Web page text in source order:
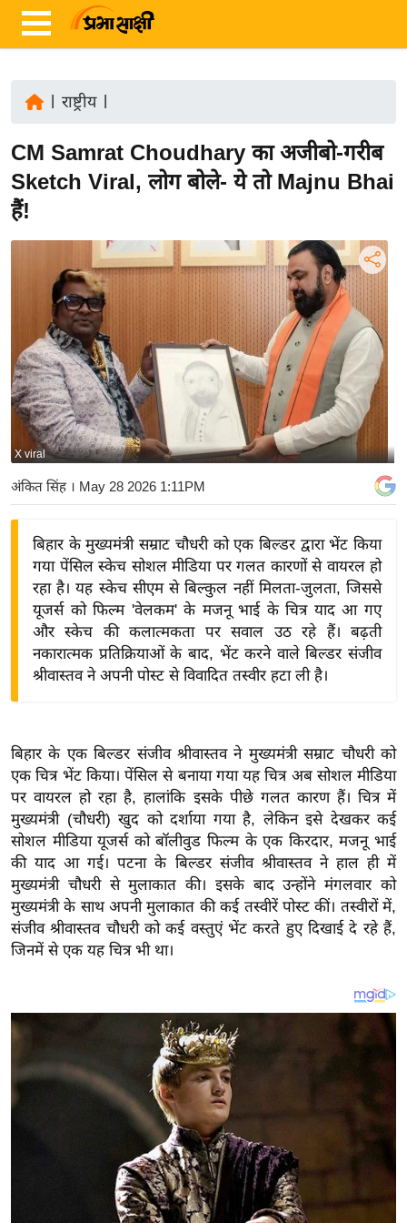
ज़ा
ख
ब
र
त
र्रा
ष्ट्री
य
बि
ज़
ने
द्यो
ष
ज्ञ
रा
य
ब
ज
ट
खे
ल
ट
P
राष्ट्रीय|
CM Samrat Choudhary का अजीबो-गरीब
Sketch Viral, लोग बोले- ये तो Majnu Bhai
हैं!
X viral
अंकित सिंह। May 28 2026 1:11PM
बिहार के मुख्यमंत्री सम्राट चौधरी को एक बिल्डर द्वारा भेंट किया
गया पेंसिल स्केच सोशल मीडिया पर गलत कारणों से वायरल हो
रहा है। यह स्केच सीएम से बिल्कुल नहीं मिलता-जुलता, जिससे
यूजर्स को फिल्म 'वेलकम' के मजनू भाई के चित्र याद आ गए
और स्केच की कलात्मकता पर सवाल उठ रहे हैं। बढ़ती
नकारात्मक प्रतिक्रियाओं के बाद, भेंट करने वाले बिल्डर संजीव
श्रीवास्तव ने अपनी पोस्ट से विवादित तस्वीर हटा ली है।
बिहार के एक बिल्डर संजीव श्रीवास्तव ने मुख्यमंत्री सम्राट चौधरी को
एक चित्र भेंट किया। पेंसिल से बनाया गया यह चित्र अब सोशल मीडिया
पर वायरल हो रहा है, हालांकि इसके पीछे गलत कारण हैं। चित्र में
मुख्यमंत्री (चौधरी) खुद को दर्शाया गया है, लेकिन इसे देखकर कई
सोशल मीडिया यूजर्स को बॉलीवुड फिल्म के एक किरदार, मजनू भाई
की याद आ गई। पटना के बिल्डर संजीव श्रीवास्तव ने हाल ही में
मुख्यमंत्री चौधरी से मुलाकात की। इसके बाद उन्होंने मंगलवार को
मुख्यमंत्री के साथ अपनी मुलाकात की कई तस्वीरें पोस्ट कीं। तस्वीरों में,
संजीव श्रीवास्तव चौधरी को कई वस्तुएं भेंट करते हुए दिखाई दे रहे हैं,
जिनमें से एक यह चित्र भी था।